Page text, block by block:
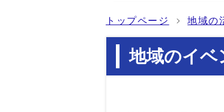
トップページ 地域の
地域のイベ